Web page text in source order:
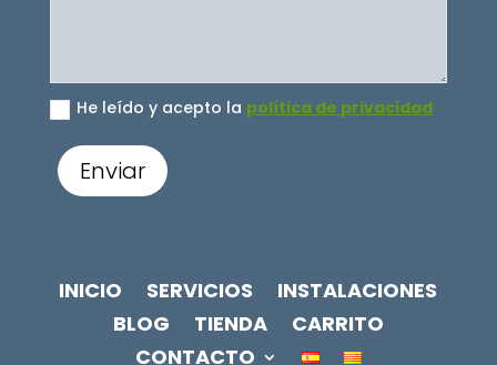
He leído y acepto la política de privacidad
Enviar
INICIO SERVICIOS
INSTALACIONES
BLOG
TIENDA
CARRITO
CONTACTO